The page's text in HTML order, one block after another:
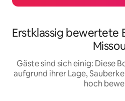
Erstklassig bewertete
Gäste sind sich einig: Diese
aufgrund ihrer Lage,
hoch